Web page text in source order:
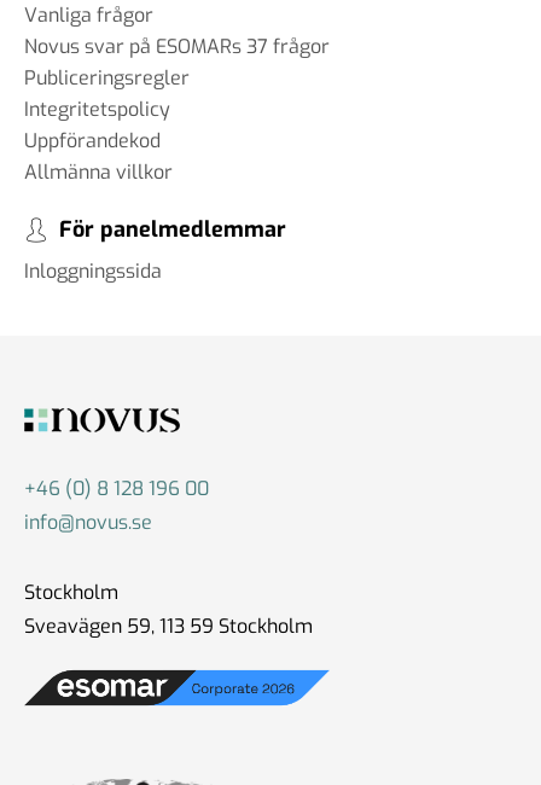
Vanliga frågor
Novus svar på ESOMARs 37 frågor
Publiceringsregler
Integritetspolicy
Uppförandekod
Allmänna villkor
För panelmedlemmar
Inloggningssida
+46 (0) 8 128 196 00
info@novus.se
Stockholm
Sveavägen 59, 113 59 Stockholm